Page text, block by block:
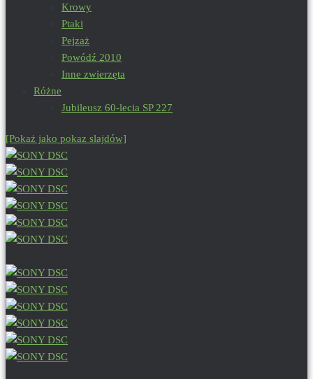
Krowy
Ptaki
Pejzaż
Powódź 2010
Inne zwierzęta
Różne
Jubileusz 60-lecia SP 227
[Pokaż jako pokaz slajdów]